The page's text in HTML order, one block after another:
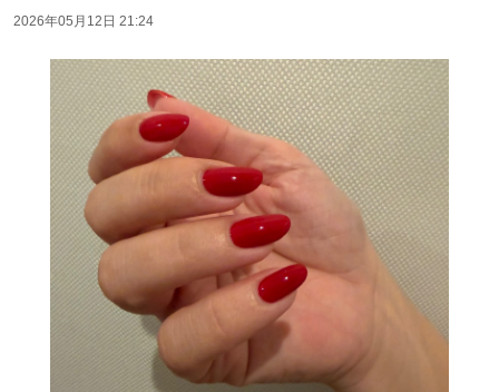
2026年05月12日 21:24